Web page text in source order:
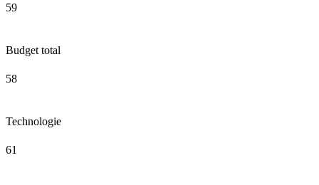
59
Budget total
58
Technologie
61